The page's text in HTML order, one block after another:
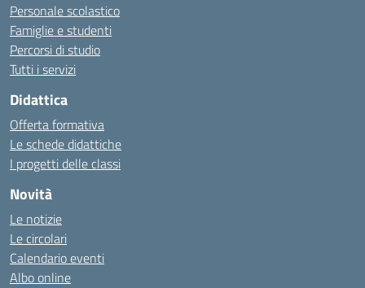
Personale scolastico
Famiglie e studenti
Percorsi di studio
Tutti i servizi
Didattica
Offerta formativa
Le schede didattiche
I progetti delle classi
Novità
Le notizie
Le circolari
Calendario eventi
Albo online